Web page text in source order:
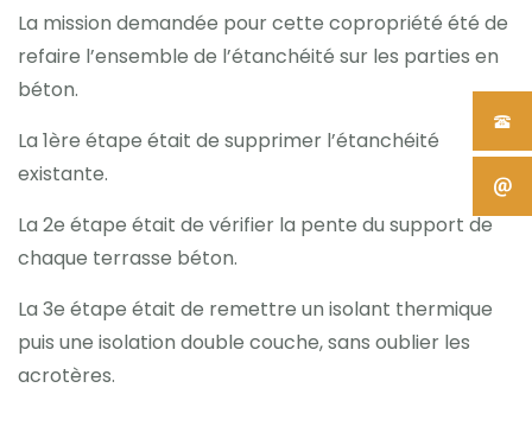
La mission demandée pour cette copropriété été de
refaire l’ensemble de l’étanchéité sur les parties en
béton.
La 1ère étape était de supprimer l’étanchéité
existante.
La 2e étape était de vérifier la pente du support de
chaque terrasse béton.
La 3e étape était de remettre un isolant thermique
puis une isolation double couche, sans oublier les
acrotères.